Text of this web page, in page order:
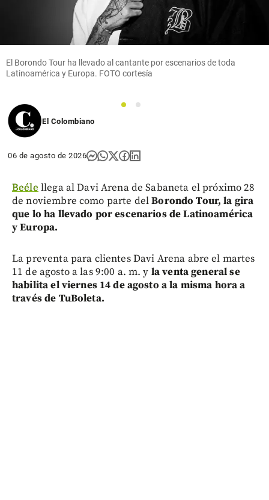
El Borondo Tour ha llevado al cantante por escenarios de toda
Latinoamérica y Europa. FOTO cortesía
1
2
El Colombiano
06 de agosto de 2026
Beéle llega al Davi Arena de Sabaneta el próximo 28
de noviembre como parte delBorondo Tour, la gira
que lo ha llevado por escenarios de Latinoamérica
y Europa.
La preventa para clientes Davi Arena abre el martes
11 de agosto a las 9:00 a. m. y la venta general se
habilita el viernes 14 de agosto a la misma hora a
través de TuBoleta.